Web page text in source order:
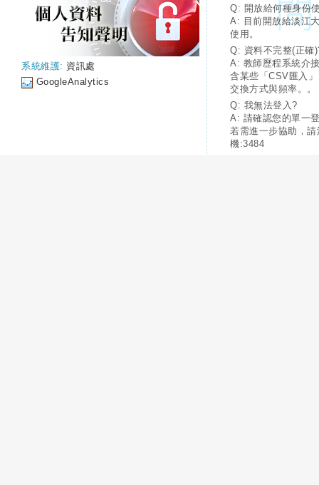
系統維護: 資訊處
GoogleAnalytics
Q: 開放給何種身份
A: 目前開放給淡江
使用。
Q: 資料不完整(正確
A: 教師歷程系統介
含某些「CSV匯入
交換方式與頻率。。
Q: 我無法登入?
A: 請確認您的單一
若需進一步協助，
機:3484